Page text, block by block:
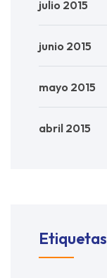
julio 2015
junio 2015
mayo 2015
abril 2015
Etiquetas